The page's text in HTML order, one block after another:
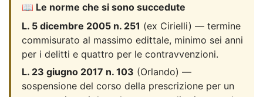
📖 Le norme che si sono succedute
L. 5 dicembre 2005 n. 251 (ex Cirielli) — termine
commisurato al massimo edittale, minimo sei anni
per i delitti e quattro per le contravvenzioni.
L. 23 giugno 2017 n. 103 (Orlando) —
sospensione del corso della prescrizione per un